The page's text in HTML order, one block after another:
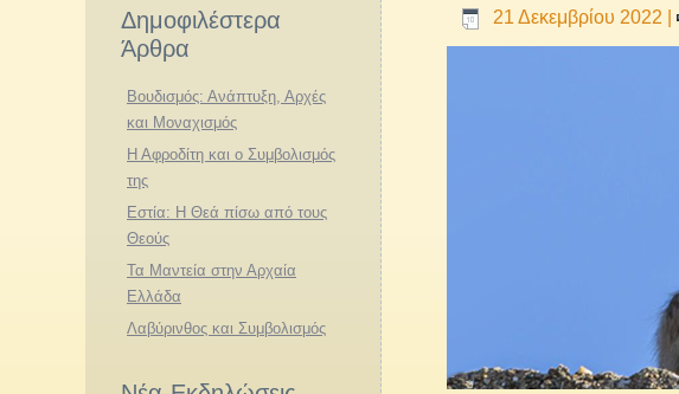
Δημοφιλέστερα
Άρθρα
Βουδισμός: Ανάπτυξη, Αρχές
και Μοναχισμός
Η Αφροδίτη και ο Συμβολισμός
της
Εστία: Η Θεά πίσω από τους
Θεούς
Τα Μαντεία στην Αρχαία
Ελλάδα
Λαβύρινθος και Συμβολισμός
21 Δεκεμβρίου 2022